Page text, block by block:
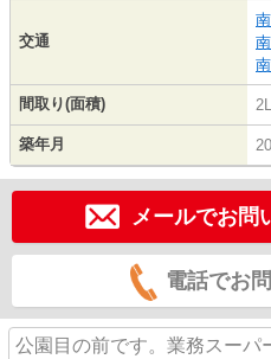
交通
間取り(面積)
築年月
メールでお問
電話でお
公園目の前です。業務スーパ